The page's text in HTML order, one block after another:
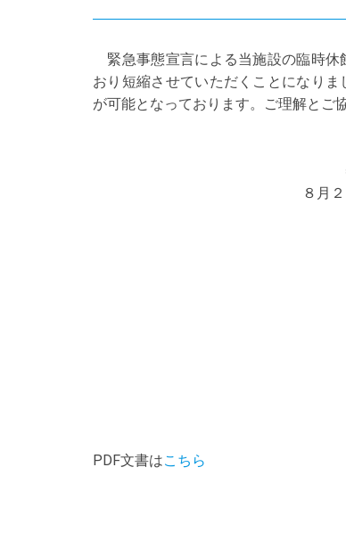
緊急事態宣言による当施設の臨時休
おり短縮させていただくことになり
が可能となっております。ご理解とご
８月
PDF文書はこちら